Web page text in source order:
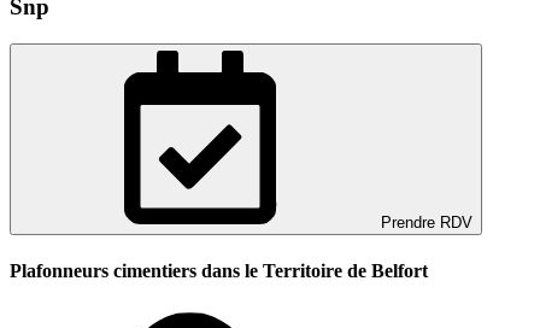
Snp
Prendre RDV
Plafonneurs cimentiers dans le Territoire de Belfort